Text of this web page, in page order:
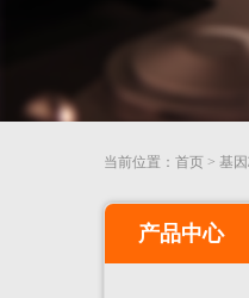
当前位置： 首页 > 基
产品中心